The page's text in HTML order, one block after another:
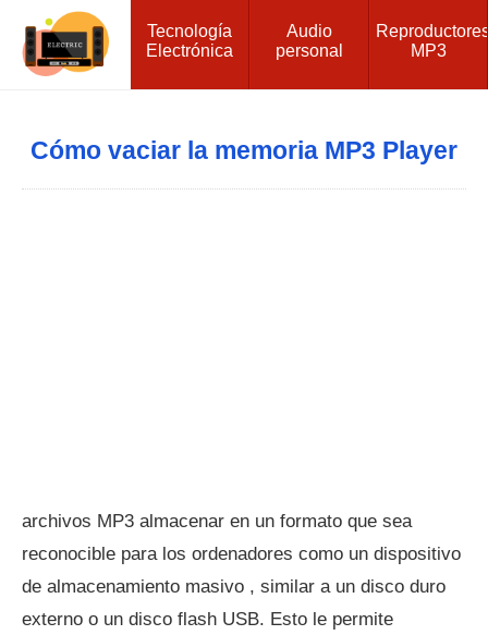
Tecnología
Electrónica
Audio
personal
MP3
Cómo vaciar la memoria MP3 Player
archivos MP3 almacenar en un formato que sea
reconocible para los ordenadores como un dispositivo
de almacenamiento masivo , similar a un disco duro
externo o un disco flash USB. Esto le permite